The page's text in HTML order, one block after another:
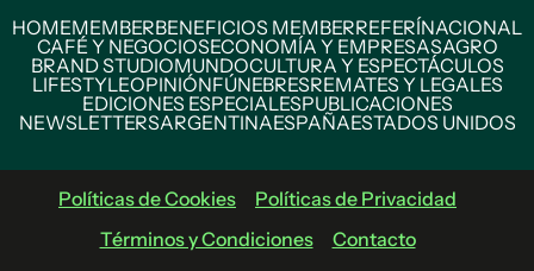
HOMEMEMBERBENEFICIOS MEMBERREFERÍNACIONAL
CAFÉ Y NEGOCIOSECONOMÍA Y EMPRESASAGRO
BRAND STUDIOMUNDOCULTURA Y ESPECTÁCULOS
LIFESTYLEOPINIÓNFÚNEBRESREMATES Y LEGALES
EDICIONES ESPECIALESPUBLICACIONES
NEWSLETTERSARGENTINAESPAÑAESTADOS UNIDOS
Políticas de Cookies
Políticas de Privacidad
Términos y Condiciones
Contacto